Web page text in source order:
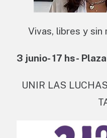
Vivas, libres y sin
3 junio- 17 hs-
UNIR LAS